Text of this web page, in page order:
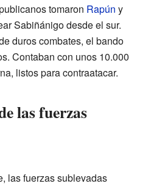
tomaron Rapún y
Sabiñánigo desde el sur.
duros combates, el bando
Contaban con unos 10.000
listos para contraatacar.
las fuerzas
las fuerzas sublevadas